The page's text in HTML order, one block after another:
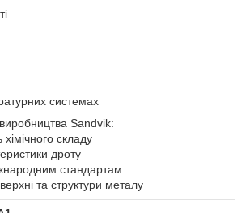
системах
Sandvik:
складу
дроту
стандартам
та структури металу